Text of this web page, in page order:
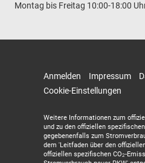
Montag bis Freitag 10:00-18:00
Anmelden Impressum
Cookie-Einstellungen
Weitere Informationen zum
und zu den offiziellen spezifischen
gegebenenfalls zum
dem 'Leitfaden über den
offiziellen spezifischen CO2-